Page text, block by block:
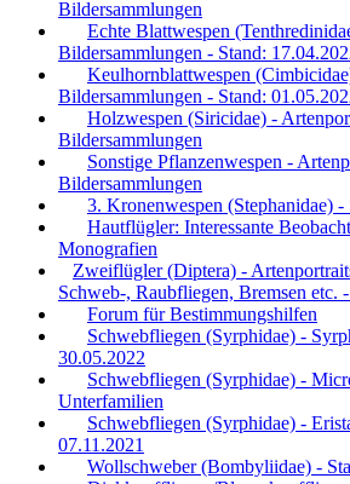
Bildersammlungen
Echte Blattwespen
Bildersammlungen - Stand:
Keulhornblattwespen
Bildersammlungen - Stand:
Holzwespen (Siricidae) -
Bildersammlungen
Sonstige Pflanzenwespen -
Bildersammlungen
3. Kronenwespen (Stephanidae) -
Hautflügler: Interessante
Monografien
Zweiflügler (Diptera) -
Schweb-, Raubfliegen, Bremsen etc.
Forum für Bestimmungshilfen
Schwebfliegen (Syrphidae) -
30.05.2022
Schwebfliegen (Syrphidae) -
Unterfamilien
Schwebfliegen (Syrphidae) -
07.11.2021
Wollschweber (Bombyliidae) -